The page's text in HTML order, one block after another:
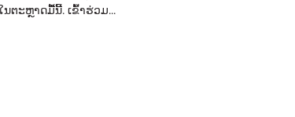
ຕະຫຼາດມື້ນີ້. ເຂົ້າຮ່ວມ...